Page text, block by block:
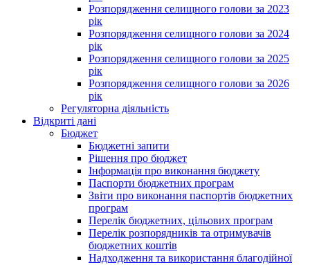
Розпорядження селищного голови за 2023
рік
Розпорядження селищного голови за 2024
рік
Розпорядження селищного голови за 2025
рік
Розпорядження селищного голови за 2026
рік
Регуляторна діяльність
Відкриті дані
Бюджет
Бюджетні запити
Рішення про бюджет
Інформація про виконання бюджету
Паспорти бюджетних програм
Звіти про виконання паспортів бюджетних
програм
Перелік бюджетних, цільових програм
Перелік розпорядників та отримувачів
бюджетних коштів
Надходження та використання благодійної